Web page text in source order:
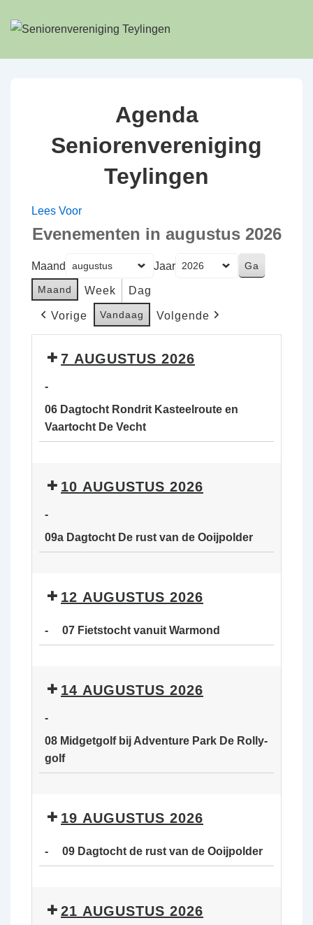
Doorgaan
Agenda
Seniorenvereniging
Teylingen
Lees Voor
Evenementen in augustus 2026
Maand Jaar
Maand Week Dag
Vorige Vandaag Volgende
7 AUGUSTUS 2026
-
06 Dagtocht Rondrit Kasteelroute en
Vaartocht De Vecht
Rondrit
Vaartocht
10 AUGUSTUS 2026
-
09a Dagtocht De rust van de Ooijpolder
De
van
12 AUGUSTUS 2026
- 07 Fietstocht vanuit Warmond
vanuit
14 AUGUSTUS 2026
-
08 Midgetgolf bij Adventure Park De Rolly-
golf
bij
Park
golf
19 AUGUSTUS 2026
- 09 Dagtocht de rust van de Ooijpolder
de 21 AUGUSTUS 2026